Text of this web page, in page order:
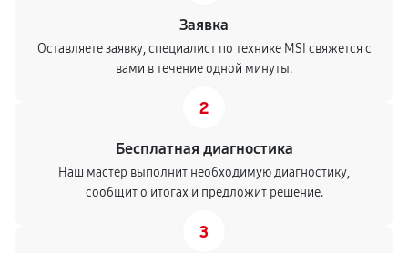
Заявка
Оставляете заявку, специалист по технике MSI свяжется с
вами в течение одной минуты.
2
Бесплатная диагностика
Наш мастер выполнит необходимую диагностику,
сообщит о итогах и предложит решение.
3